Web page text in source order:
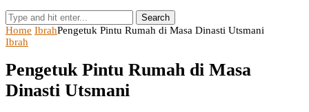
Search
Home IbrahPengetuk Pintu Rumah di Masa Dinasti Utsmani
Ibrah
Pengetuk Pintu Rumah di Masa
Dinasti Utsmani